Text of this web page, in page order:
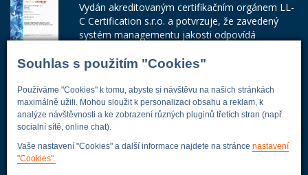
Souhlas s použitím "Cookies"
Používáme "Cookies" k tomu, abyste si návštěvu na našich stránkách
maximálně užili. Mohou sloužit k personalizaci obsahu a reklam, k
analýze návštěvnosti a ke zobrazení různých pluginů třetích stran (např.
socialní sítě, online chat).
Vaše nastavení "Cookies" a další informace najdete na stránce nastavení
"Cookies".
Vydán akreditovaným certifikačním orgánem LL-
C Certification s.r.o. a potvrzuje, že zavedený
systém managementu jakosti odpovídá
Adresa firmy